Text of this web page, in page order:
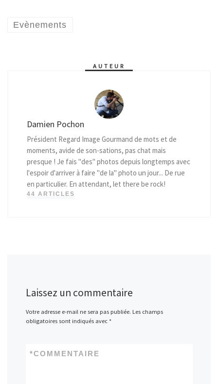
Evènements
AUTEUR
Damien Pochon
Président Regard Image Gourmand de mots et de
moments, avide de son-sations, pas chat mais
presque ! Je fais "des" photos depuis longtemps avec
l'espoir d'arriver à faire "de la" photo un jour... De rue
en particulier. En attendant, let there be rock!
44 ARTICLES
Laissez un commentaire
Votre adresse e-mail ne sera pas publiée. Les champs
obligatoires sont indiqués avec *
COMMENTAIRE
*